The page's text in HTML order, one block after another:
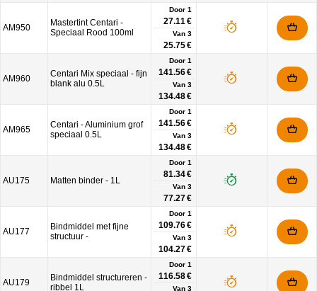
AM950
Mastertint Centari -
Speciaal Rood 100ml
Door 1
27.11 €
Van 3
25.75 €
AM960
Centari Mix speciaal - fijn
blank alu 0.5L
Door 1
141.56 €
Van 3
134.48 €
AM965
Centari - Aluminium grof
speciaal 0.5L
Door 1
141.56 €
Van 3
134.48 €
AU175 Matten binder - 1L
Door 1
81.34 €
Van 3
77.27 €
AU177
Bindmiddel met fijne
structuur -
Door 1
109.76 €
Van 3
104.27 €
AU179
Bindmiddel structureren -
ribbel 1L
Door 1
116.58 €
Van 3